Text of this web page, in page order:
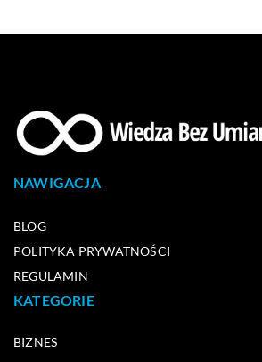
NAWIGACJA
BLOG
POLITYKA PRYWATNOŚCI
REGULAMIN
KATEGORIE
BIZNES